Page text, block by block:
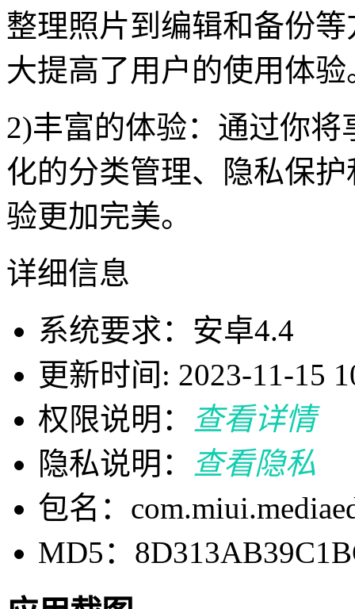
整理照片到编辑和备份
大提高了用户的使用体验
2)丰富的体验：通过你
化的分类管理、隐私保
验更加完美。
详细信息
系统要求：安卓4.4
更新时间: 2023-11-15
权限说明：
查看详情
隐私说明：
查看隐私
包名：
MD5：